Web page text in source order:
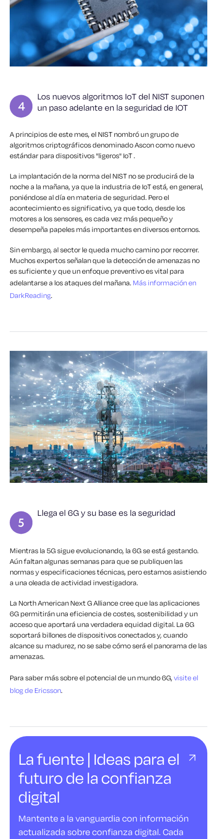
Los nuevos algoritmos IoT del NIST suponen
un paso adelante en la seguridad de IOT
A principios de este mes, el NIST nombró un grupo de
algoritmos criptográficos denominado Ascon como nuevo
estándar para dispositivos "ligeros" IoT .
La implantación de la norma del NIST no se producirá de la
noche a la mañana, ya que la industria de IoT está, en general,
poniéndose al día en materia de seguridad. Pero el
acontecimiento es significativo, ya que todo, desde los
motores a los sensores, es cada vez más pequeño y
desempeña papeles más importantes en diversos entornos.
Sin embargo, al sector le queda mucho camino por recorrer.
Muchos expertos señalan que la detección de amenazas no
es suficiente y que un enfoque preventivo es vital para
adelantarse a los ataques del mañana. Más información en
DarkReading.
Llega el 6G y su base es la seguridad
Mientras la 5G sigue evolucionando, la 6G se está gestando.
Aún faltan algunas semanas para que se publiquen las
normas y especificaciones técnicas, pero estamos asistiendo
a una oleada de actividad investigadora.
La North American Next G Alliance cree que las aplicaciones
6G permitirán una eficiencia de costes, sostenibilidad y un
acceso que aportará una verdadera equidad digital. La 6G
soportará billones de dispositivos conectados y, cuando
alcance su madurez, no se sabe cómo será el panorama de las
amenazas.
Para saber más sobre el potencial de un mundo 6G, visite el
blog de Ericsson.
La fuente | Ideas para el
futuro de la confianza
digital
Mantente a la vanguardia con información
actualizada sobre confianza digital. Cada